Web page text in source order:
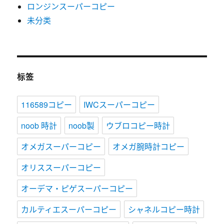
ロンジンスーパーコピー
未分类
标签
116589コピー
IWCスーパーコピー
noob 時計
noob製
ウブロコピー時計
オメガスーパーコピー
オメガ腕時計コピー
オリススーパーコピー
オーデマ・ピゲスーパーコピー
カルティエスーパーコピー
シャネルコピー時計